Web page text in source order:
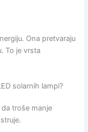
Ona pretvaraju
To je vrsta
solarnih lampi?
troše manje